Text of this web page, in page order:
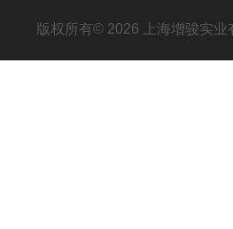
版权所有© 2026 上海增骏实